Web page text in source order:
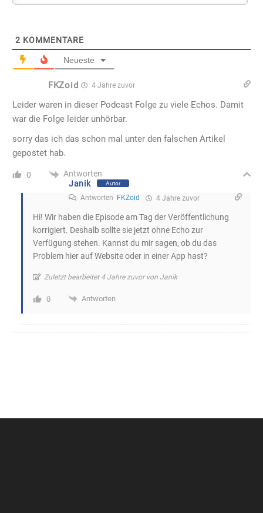
2 KOMMENTARE
Neueste
FKZoid 4 Jahre zuvor
Leider waren in dieser Podcast Folge zu viele Echos. Damit
war die Folge leider unhörbar.
sorry das ich das schon mal unter den falschen Artikel
gepostet hab.
0
Antworten
Janik
Autor
Antworten FKZoid 4 Jahre zuvor
Hi! Wir haben die Episode am Tag der Veröffentlichung
korrigiert. Deshalb sollte sie jetzt ohne Echo zur
Verfügung stehen. Kannst du mir sagen, ob du das
Problem hier auf Website oder in einer App hast?
Zuletzt bearbeitet 4 Jahre zuvor von Janik
0 Antworten